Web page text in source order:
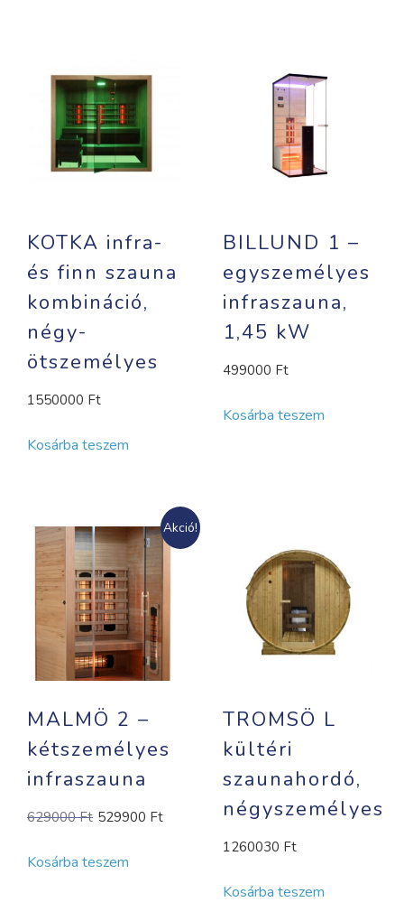
KOTKA infra-
és finn szauna
kombináció,
négy-
ötszemélyes
1550000 Ft
Kosárba teszem
BILLUND 1 –
egyszemélyes
infraszauna,
1,45 kW
499000 Ft
Kosárba teszem
Akció!
MALMÖ 2 –
kétszemélyes
infraszauna
629000Ft Original
was:
529900 FtCurrent
529900 Ft.
Kosárba teszem
TROMSÖ L
kültéri
szaunahordó,
négyszemélyes
1260030 Ft
Kosárba teszem